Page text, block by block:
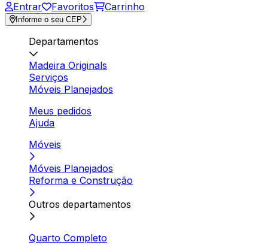
Entrar Favoritos Carrinho
Informe o seu CEP
Departamentos
Madeira Originals
Serviços
Móveis Planejados
Meus pedidos
Ajuda
Móveis
Móveis Planejados
Reforma e Construção
Outros departamentos
Quarto Completo